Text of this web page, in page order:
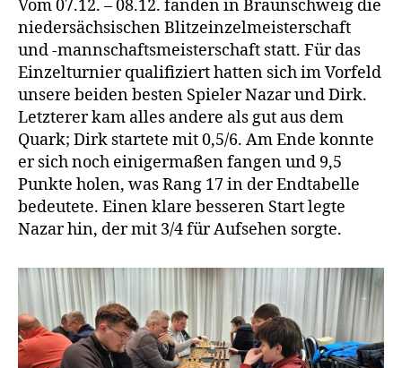
Vom 07.12. – 08.12. fanden in Braunschweig die
niedersächsischen Blitzeinzelmeisterschaft
und -mannschaftsmeisterschaft statt. Für das
Einzelturnier qualifiziert hatten sich im Vorfeld
unsere beiden besten Spieler Nazar und Dirk.
Letzterer kam alles andere als gut aus dem
Quark; Dirk startete mit 0,5/6. Am Ende konnte
er sich noch einigermaßen fangen und 9,5
Punkte holen, was Rang 17 in der Endtabelle
bedeutete. Einen klare besseren Start legte
Nazar hin, der mit 3/4 für Aufsehen sorgte.